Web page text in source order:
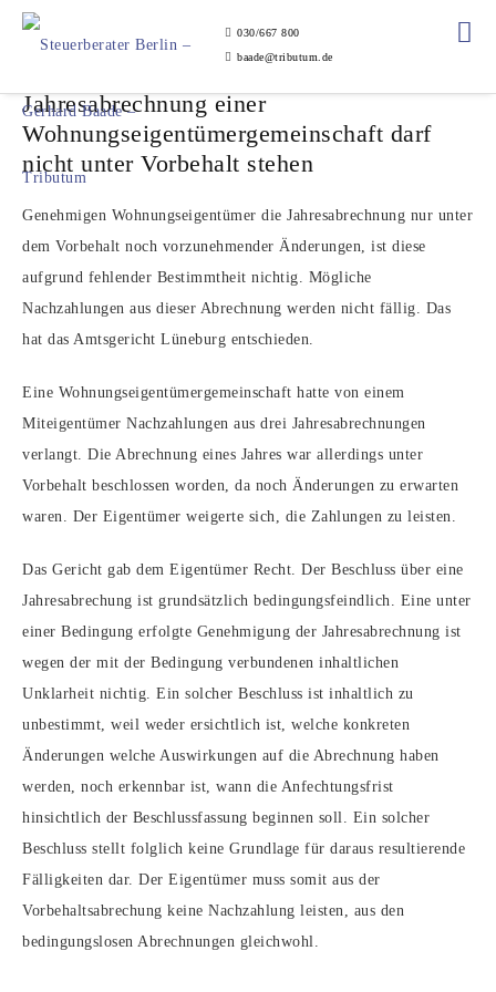
030/667 800
baade@tributum.de
Jahresabrechnung einer
Wohnungseigentümergemeinschaft darf
nicht unter Vorbehalt stehen
Genehmigen Wohnungseigentümer die Jahresabrechnung nur unter
dem Vorbehalt noch vorzunehmender Änderungen, ist diese
aufgrund fehlender Bestimmtheit nichtig. Mögliche
Nachzahlungen aus dieser Abrechnung werden nicht fällig. Das
hat das Amtsgericht Lüneburg entschieden.
Eine Wohnungseigentümergemeinschaft hatte von einem
Miteigentümer Nachzahlungen aus drei Jahresabrechnungen
verlangt. Die Abrechnung eines Jahres war allerdings unter
Vorbehalt beschlossen worden, da noch Änderungen zu erwarten
waren. Der Eigentümer weigerte sich, die Zahlungen zu leisten.
Das Gericht gab dem Eigentümer Recht. Der Beschluss über eine
Jahresabrechung ist grundsätzlich bedingungsfeindlich. Eine unter
einer Bedingung erfolgte Genehmigung der Jahresabrechnung ist
wegen der mit der Bedingung verbundenen inhaltlichen
Unklarheit nichtig. Ein solcher Beschluss ist inhaltlich zu
unbestimmt, weil weder ersichtlich ist, welche konkreten
Änderungen welche Auswirkungen auf die Abrechnung haben
werden, noch erkennbar ist, wann die Anfechtungsfrist
hinsichtlich der Beschlussfassung beginnen soll. Ein solcher
Beschluss stellt folglich keine Grundlage für daraus resultierende
Fälligkeiten dar. Der Eigentümer muss somit aus der
Vorbehaltsabrechung keine Nachzahlung leisten, aus den
bedingungslosen Abrechnungen gleichwohl.